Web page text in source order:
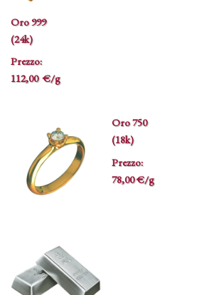
Oro 999
(24k)
Prezzo:
112,00 €/g
Oro 750
(18k)
Prezzo:
78,00 €/g